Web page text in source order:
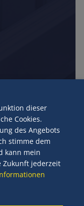
dieser
Cookies.
des Angebots
stimme dem
kann mein
Zukunft jederzeit